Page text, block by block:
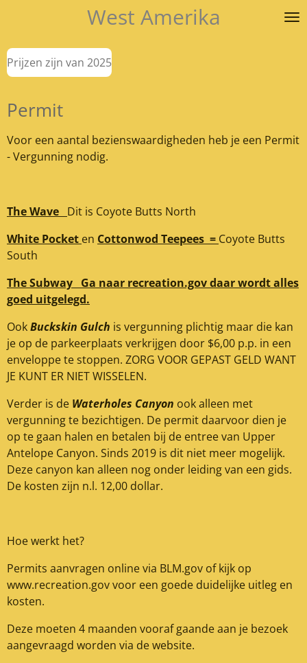
naar
de
hoofdinhoud
West Amerika
Prijzen zijn van 2025
Permit
Voor een aantal bezienswaardigheden heb je een Permit
- Vergunning nodig.
The Wave Dit is Coyote Butts North
White Pocket en Cottonwod Teepees = Coyote Butts
South
The Subway Ga naar recreation.gov daar wordt alles
goed uitgelegd.
OokBuckskin Gulch is vergunning plichtig maar die kan
je op de parkeerplaats verkrijgen door $6,00 p.p. in een
enveloppe te stoppen. ZORG VOOR GEPAST GELD WANT
JE KUNT ER NIET WISSELEN.
Verder is de Waterholes Canyon ook alleen met
vergunning te bezichtigen. De permit daarvoor dien je
op te gaan halen en betalen bij de entree van Upper
Antelope Canyon. Sinds 2019 is dit niet meer mogelijk.
Deze canyon kan alleen nog onder leiding van een gids.
De kosten zijn n.l. 12,00 dollar.
Hoe werkt het?
Permits aanvragen online via BLM.gov of kijk op
www.recreation.gov voor een goede duidelijke uitleg en
kosten.
Deze moeten 4 maanden vooraf gaande aan je bezoek
aangevraagd worden via de website.